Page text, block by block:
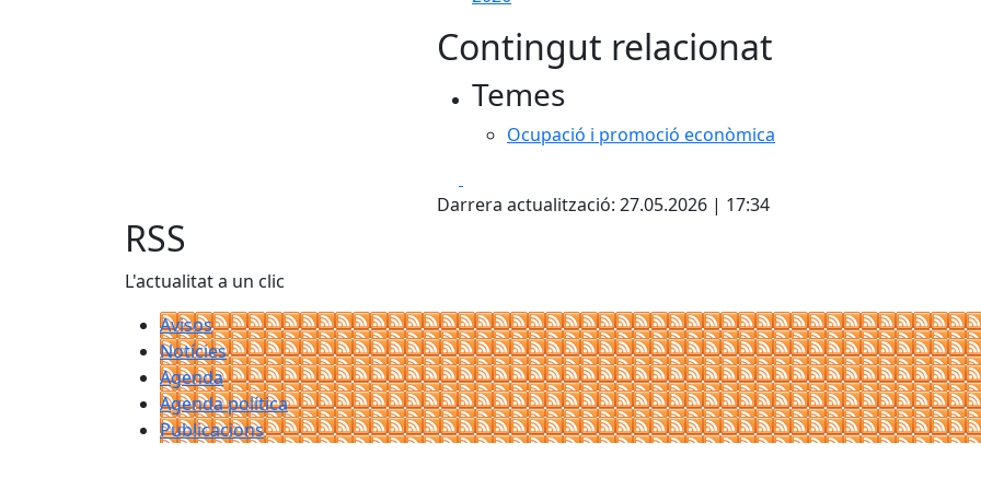
Contingut relacionat
Temes
Ocupació i promoció econòmica
Darrera actualització: 27.05.2026 | 17:34
RSS
L'actualitat a un clic
Avisos
Notícies
Agenda
Agenda política
Publicacions